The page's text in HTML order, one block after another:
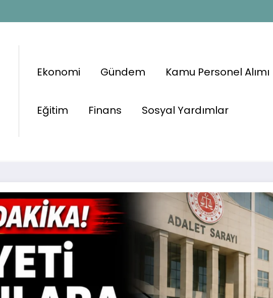
Ekonomi Gündem Kamu Personel Alımı
Eğitim Finans Sosyal Yardımlar
Fırsat: Adliye ve
Şoför Alımı